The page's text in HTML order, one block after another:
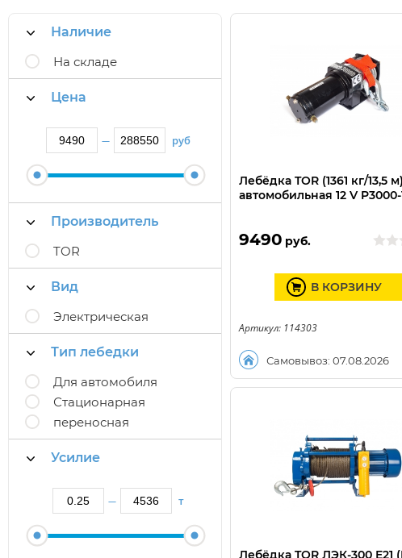
Наличие
На складе
Цена
— руб
Производитель
TOR
Вид
Электрическая
Тип лебедки
Для автомобиля
Стационарная
переносная
Усилие
— т
Лебёдка TOR (1361 кг/13,5 м)
автомобильная 12 V P3000-
9490 руб.
Самовывоз: 07.08.2026
В КОРЗИНУ
Артикул: 114303
Лебёдка TOR ЛЭК-300 E21